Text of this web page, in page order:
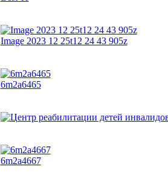
Image 2023 12 25t12 24 43 905z
6m2a6465
6m2a4667